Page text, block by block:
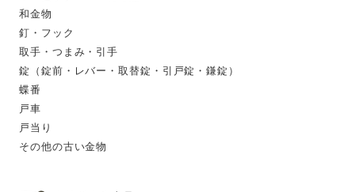
和金物
釘・フック
取手・つまみ・引手
錠（錠前・レバー・取替錠・引戸錠・鎌錠）
蝶番
戸車
戸当り
その他の古い金物